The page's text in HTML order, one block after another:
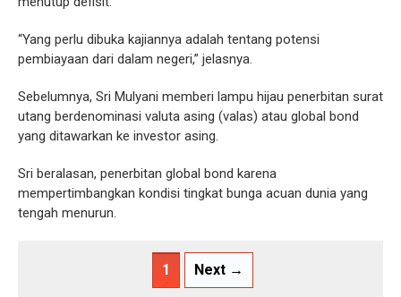
“Yang perlu dibuka kajiannya adalah tentang potensi
pembiayaan dari dalam negeri,” jelasnya.
Sebelumnya, Sri Mulyani memberi lampu hijau penerbitan surat
utang berdenominasi valuta asing (valas) atau global bond
yang ditawarkan ke investor asing.
Sri beralasan, penerbitan global bond karena
mempertimbangkan kondisi tingkat bunga acuan dunia yang
tengah menurun.
1 Next →